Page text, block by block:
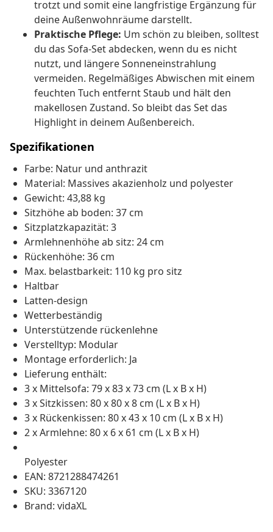
trotzt und somit eine langfristige Ergänzung für
deine Außenwohnräume darstellt.
Praktische Pflege: Um schön zu bleiben, solltest
du das Sofa-Set abdecken, wenn du es nicht
nutzt, und längere Sonneneinstrahlung
vermeiden. Regelmäßiges Abwischen mit einem
feuchten Tuch entfernt Staub und hält den
makellosen Zustand. So bleibt das Set das
Highlight in deinem Außenbereich.
Spezifikationen
Farbe: Natur und anthrazit
Material: Massives akazienholz und polyester
Gewicht: 43,88 kg
Sitzhöhe ab boden: 37 cm
Sitzplatzkapazität: 3
Armlehnenhöhe ab sitz: 24 cm
Rückenhöhe: 36 cm
Max. belastbarkeit: 110 kg pro sitz
Haltbar
Latten-design
Wetterbeständig
Unterstützende rückenlehne
Verstelltyp: Modular
Montage erforderlich: Ja
Lieferung enthält:
3 x Mittelsofa: 79 x 83 x 73 cm (L x B x H)
3 x Sitzkissen: 80 x 80 x 8 cm (L x B x H)
3 x Rückenkissen: 80 x 43 x 10 cm (L x B x H)
2 x Armlehne: 80 x 6 x 61 cm (L x B x H)
Polyester
EAN: 8721288474261
SKU: 3367120
Brand: vidaXL